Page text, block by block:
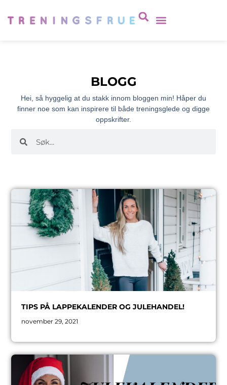
BLOGG
Hei, så hyggelig at du stakk innom bloggen min! Håper du
finner noe som kan inspirere til både treningsglede og digge
oppskrifter.
TIPS PÅ LAPPEKALENDER OG JULEHANDEL!
november 29, 2021